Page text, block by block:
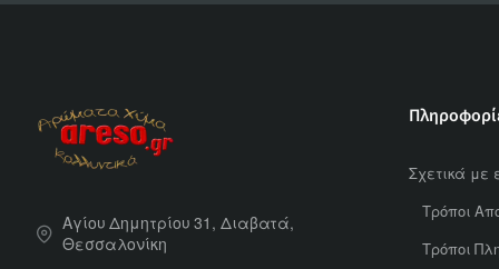
Αγίου Δημητρίου 31, Διαβατά,
Θεσσαλονίκη
Σχετικά με
Τρόποι
Τρόποι